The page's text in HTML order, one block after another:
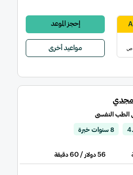
ص
إحجز الموعد
مواعيد أخرى
مجدي
الطب النفسى
8 سنوات خبرة
56 دولار / 60 دقيقة